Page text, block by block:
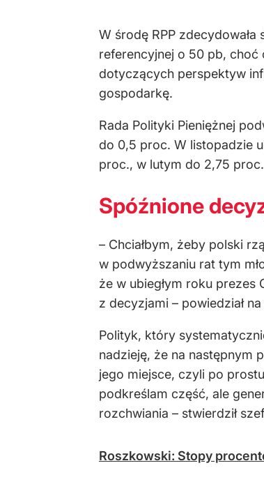
W środę RPP zdecydowała
referencyjnej o 50 pb, choć
dotyczących perspektyw
gospodarkę.
Rada Polityki Pieniężnej
do 0,5 proc. W listopadzie
proc., w lutym do 2,75
Spóźnione
– Chciałbym, żeby polski
w podwyższaniu rat tym
że w ubiegłym roku prezes
z decyzjami – powiedział
Polityk, który
nadzieję, że na następnym
jego miejsce, czyli po
podkreślam część, ale
rozchwiania – stwierdził
Roszkowski: Stopy